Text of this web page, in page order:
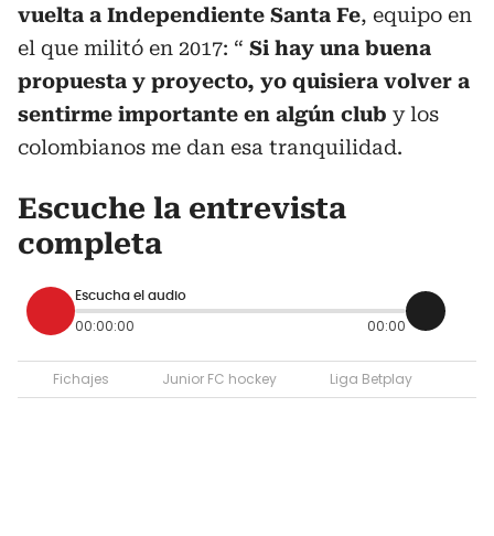
vuelta a Independiente Santa Fe, equipo en
el que militó en 2017: “ Si hay una buena
propuesta y proyecto, yo quisiera volver a
sentirme importante en algún club y los
colombianos me dan esa tranquilidad.
Escuche la entrevista
completa
Escucha el audio
00:00:00 00:00
Fichajes Junior FC hockey Liga Betplay